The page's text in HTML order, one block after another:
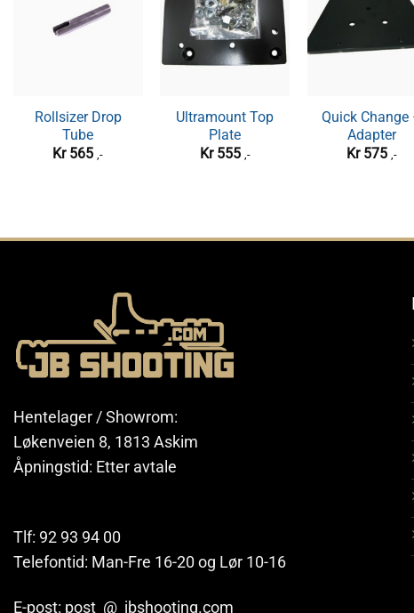
Rollsizer Drop
Tube
Kr 565 ,-
Ultramount Top
Plate
Kr 555 ,-
Quick Change
Adapter
Kr 575 ,-
Hentelager / Showrom:
Løkenveien 8, 1813 Askim
Åpningstid: Etter avtale
Tlf: 92 93 94 00
Telefontid: Man-Fre 16-20 og Lør 10-16
E-post: post @ jbshooting.com